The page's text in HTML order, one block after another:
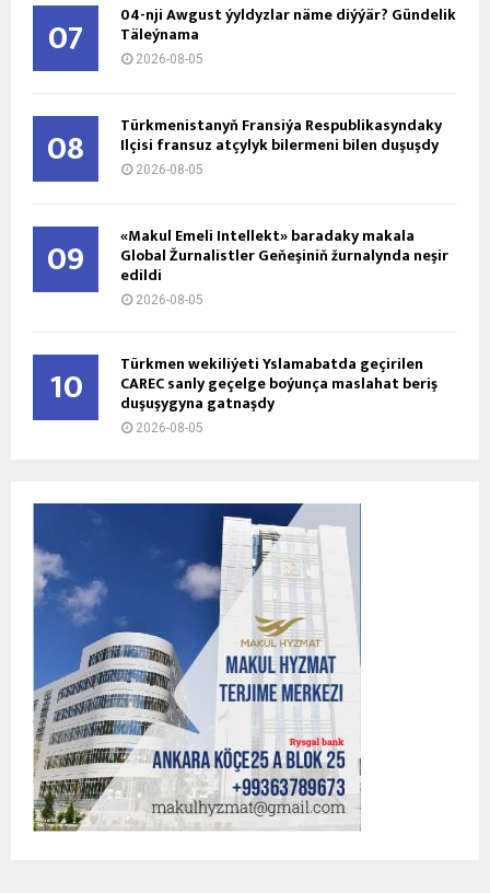
07 04-nji Awgust ýyldyzlar näme diýýär? Gündelik
Täleýnama
2026-08-05
08 Türkmenistanyň Fransiýa Respublikasyndaky
Ilçisi fransuz atçylyk bilermeni bilen duşuşdy
2026-08-05
09 «Makul Emeli Intellekt» baradaky makala
Global Žurnalistler Geňeşiniň žurnalynda neşir
edildi
2026-08-05
10 Türkmen wekiliýeti Yslamabatda geçirilen
CAREC sanly geçelge boýunça maslahat beriş
duşuşygyna gatnaşdy
2026-08-05